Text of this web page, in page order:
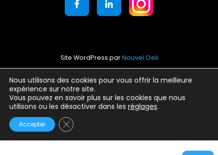
Nous utilisons des cookies pour vous offrir la meilleure
expérience sur notre site.
Vous pouvez en savoir plus sur les cookies que nous
utilisons ou les désactiver dans les réglages.
Accepter Fermer la bannière des cookies GDPR
Site WordPress parNouvel Oeil
Mentions légales
Conditions générales d’utilisation
Politique de confidentialité